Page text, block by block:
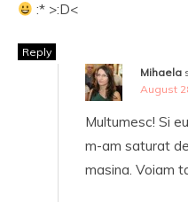
:* >:D<
Reply
Mihaela
August
Multumesc! Si
m-am saturat
masina. Voiam